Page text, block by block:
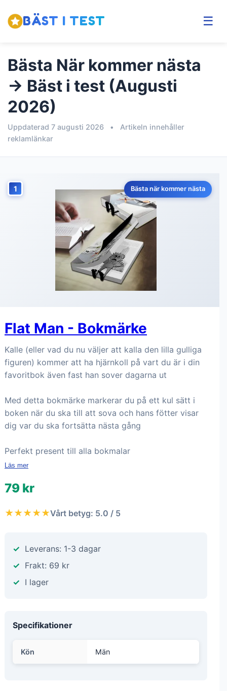
BÄST I TEST ☰
Bästa När kommer nästa
→ Bäst i test (Augusti
2026)
Uppdaterad 7 augusti 2026 •
Artikeln innehåller
reklamlänkar
1 Bästa när kommer nästa
Flat Man - Bokmärke
Kalle (eller vad du nu väljer att kalla den lilla gulliga
figuren) kommer att ha hjärnkoll på vart du är i din
favoritbok även fast han sover dagarna ut
Med detta bokmärke markerar du på ett kul sätt i
boken när du ska till att sova och hans fötter visar
dig var du ska fortsätta nästa gång
Perfekt present till alla bokmalar
Läs mer
79 kr
★★★★★Vårt betyg: 5.0 / 5
Leverans: 1-3 dagar
Frakt: 69 kr
I lager
Specifikationer
Kön Män